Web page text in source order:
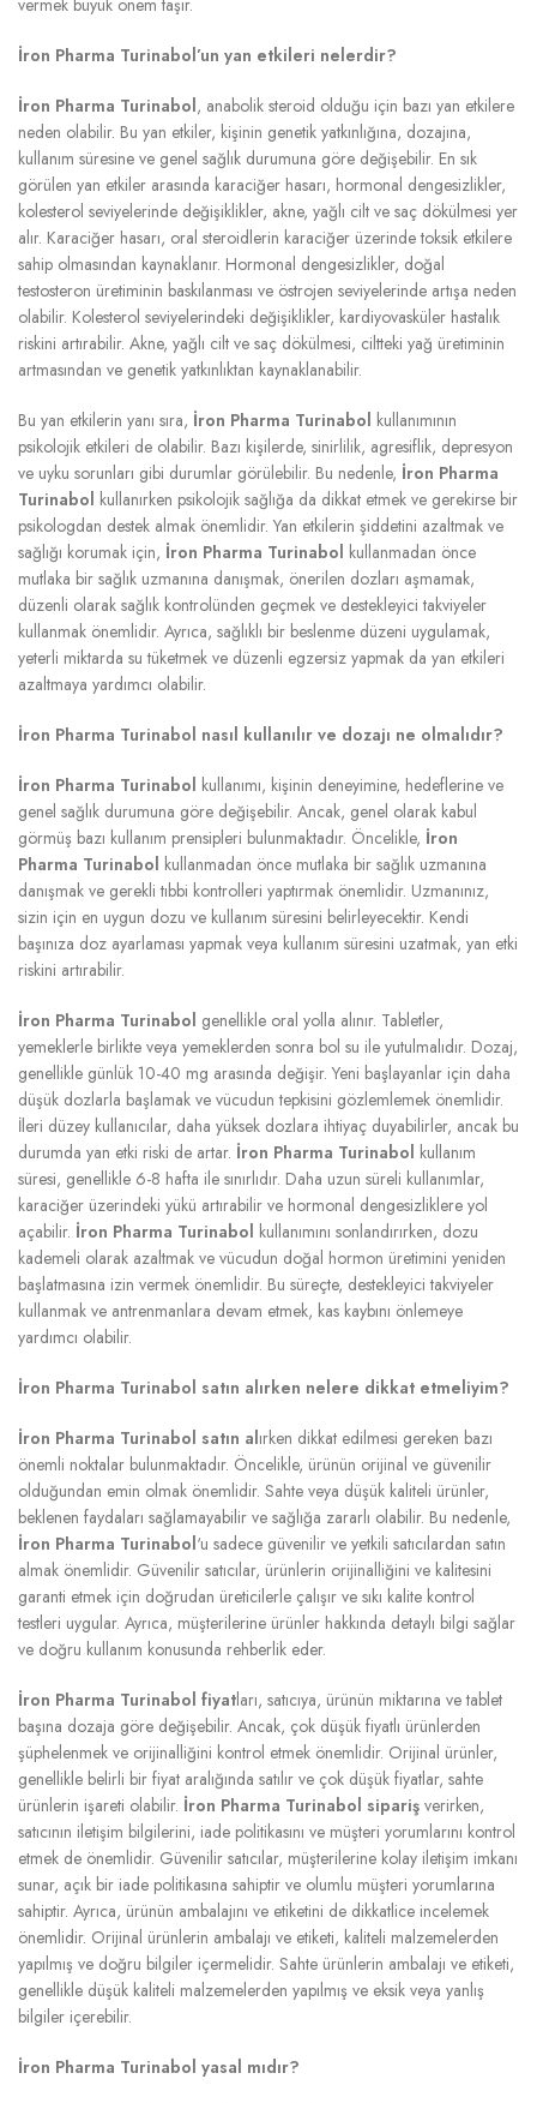
İron Pharma Turinabol’un yan etkileri nelerdir?
İron Pharma Turinabol, anabolik steroid olduğu için bazı yan etkilere
neden olabilir. Bu yan etkiler, kişinin genetik yatkınlığına, dozajına,
kullanım süresine ve genel sağlık durumuna göre değişebilir. En sık
görülen yan etkiler arasında karaciğer hasarı, hormonal dengesizlikler,
kolesterol seviyelerinde değişiklikler, akne, yağlı cilt ve saç dökülmesi yer
alır. Karaciğer hasarı, oral steroidlerin karaciğer üzerinde toksik etkilere
sahip olmasından kaynaklanır. Hormonal dengesizlikler, doğal
testosteron üretiminin baskılanması ve östrojen seviyelerinde artışa neden
olabilir. Kolesterol seviyelerindeki değişiklikler, kardiyovasküler hastalık
riskini artırabilir. Akne, yağlı cilt ve saç dökülmesi, ciltteki yağ üretiminin
artmasından ve genetik yatkınlıktan kaynaklanabilir.
Bu yan etkilerin yanı sıra, İron Pharma Turinabol kullanımının
psikolojik etkileri de olabilir. Bazı kişilerde, sinirlilik, agresiflik, depresyon
ve uyku sorunları gibi durumlar görülebilir. Bu nedenle, İron Pharma
Turinabol kullanırken psikolojik sağlığa da dikkat etmek ve gerekirse bir
psikologdan destek almak önemlidir. Yan etkilerin şiddetini azaltmak ve
sağlığı korumak için, İron Pharma Turinabol kullanmadan önce
mutlaka bir sağlık uzmanına danışmak, önerilen dozları aşmamak,
düzenli olarak sağlık kontrolünden geçmek ve destekleyici takviyeler
kullanmak önemlidir. Ayrıca, sağlıklı bir beslenme düzeni uygulamak,
yeterli miktarda su tüketmek ve düzenli egzersiz yapmak da yan etkileri
azaltmaya yardımcı olabilir.
İron Pharma Turinabol nasıl kullanılır ve dozajı ne olmalıdır?
İron Pharma Turinabol kullanımı, kişinin deneyimine, hedeflerine ve
genel sağlık durumuna göre değişebilir. Ancak, genel olarak kabul
görmüş bazı kullanım prensipleri bulunmaktadır. Öncelikle, İron
Pharma Turinabol kullanmadan önce mutlaka bir sağlık uzmanına
danışmak ve gerekli tıbbi kontrolleri yaptırmak önemlidir. Uzmanınız,
sizin için en uygun dozu ve kullanım süresini belirleyecektir. Kendi
başınıza doz ayarlaması yapmak veya kullanım süresini uzatmak, yan etki
riskini artırabilir.
İron Pharma Turinabol genellikle oral yolla alınır. Tabletler,
yemeklerle birlikte veya yemeklerden sonra bol su ile yutulmalıdır. Dozaj,
genellikle günlük 10-40 mg arasında değişir. Yeni başlayanlar için daha
düşük dozlarla başlamak ve vücudun tepkisini gözlemlemek önemlidir.
İleri düzey kullanıcılar, daha yüksek dozlara ihtiyaç duyabilirler, ancak bu
durumda yan etki riski de artar. İron Pharma Turinabol kullanım
süresi, genellikle 6-8 hafta ile sınırlıdır. Daha uzun süreli kullanımlar,
karaciğer üzerindeki yükü artırabilir ve hormonal dengesizliklere yol
açabilir. İron Pharma Turinabol kullanımını sonlandırırken, dozu
kademeli olarak azaltmak ve vücudun doğal hormon üretimini yeniden
başlatmasına izin vermek önemlidir. Bu süreçte, destekleyici takviyeler
kullanmak ve antrenmanlara devam etmek, kas kaybını önlemeye
yardımcı olabilir.
İron Pharma Turinabol satın alırken nelere dikkat etmeliyim?
İron Pharma Turinabol satın alırken dikkat edilmesi gereken bazı
önemli noktalar bulunmaktadır. Öncelikle, ürünün orijinal ve güvenilir
olduğundan emin olmak önemlidir. Sahte veya düşük kaliteli ürünler,
beklenen faydaları sağlamayabilir ve sağlığa zararlı olabilir. Bu nedenle,
İron Pharma Turinabol‘u sadece güvenilir ve yetkili satıcılardan satın
almak önemlidir. Güvenilir satıcılar, ürünlerin orijinalliğini ve kalitesini
garanti etmek için doğrudan üreticilerle çalışır ve sıkı kalite kontrol
testleri uygular. Ayrıca, müşterilerine ürünler hakkında detaylı bilgi sağlar
ve doğru kullanım konusunda rehberlik eder.
İron Pharma Turinabol fiyatları, satıcıya, ürünün miktarına ve tablet
başına dozaja göre değişebilir. Ancak, çok düşük fiyatlı ürünlerden
şüphelenmek ve orijinalliğini kontrol etmek önemlidir. Orijinal ürünler,
genellikle belirli bir fiyat aralığında satılır ve çok düşük fiyatlar, sahte
ürünlerin işareti olabilir. İron Pharma Turinabol sipariş verirken,
satıcının iletişim bilgilerini, iade politikasını ve müşteri yorumlarını kontrol
etmek de önemlidir. Güvenilir satıcılar, müşterilerine kolay iletişim imkanı
sunar, açık bir iade politikasına sahiptir ve olumlu müşteri yorumlarına
sahiptir. Ayrıca, ürünün ambalajını ve etiketini de dikkatlice incelemek
önemlidir. Orijinal ürünlerin ambalajı ve etiketi, kaliteli malzemelerden
yapılmış ve doğru bilgiler içermelidir. Sahte ürünlerin ambalajı ve etiketi,
genellikle düşük kaliteli malzemelerden yapılmış ve eksik veya yanlış
bilgiler içerebilir.
İron Pharma Turinabol yasal mıdır?